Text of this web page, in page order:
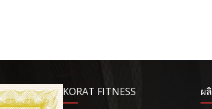
KORAT FITNESS ผ